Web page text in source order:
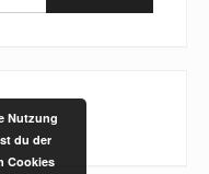
Nutzung
du der
Cookies